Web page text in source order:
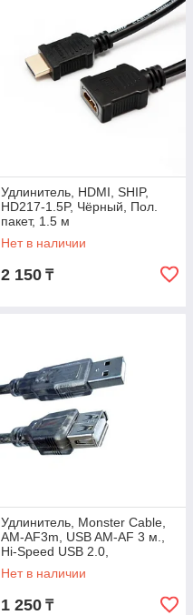
Удлинитель, HDMI, SHIP,
HD217-1.5P, Чёрный, Пол.
пакет, 1.5 м
Нет в наличии
2 150 ₸
Удлинитель, Monster Cable,
AM-AF3m, USB AM-AF 3 м.,
Hi-Speed USB 2.0,
Ферритовые кольца защиты,
Чёрный,
Нет в наличии
1 250 ₸